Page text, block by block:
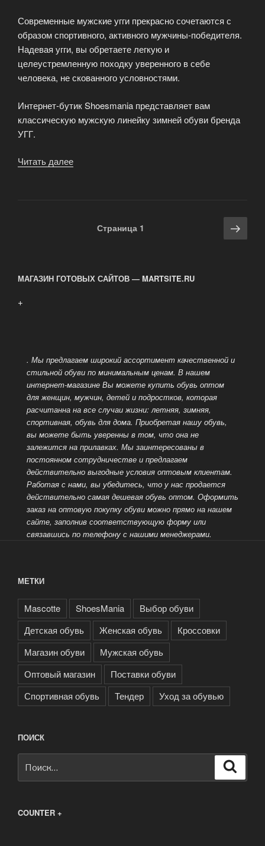
Современные мужские угги прекрасно сочетаются с
образом спортивного, активного мужчины-победителя.
Надевая угги, вы обретаете легкую и
целеустремленную походку уверенного в себе
человека, не скованного условностями.
Интернет-бутик Shoesmania представляет вам
классическую мужскую линейку зимней обуви бренда
УГГ.
Читать далее
Страница 1
МАГАЗИН ГОТОВЫХ САЙТОВ — MARTSITE.RU
+
. Мы предлагаем широкий ассортимент качественной и
стильной обуви по минимальным ценам. В нашем
интернет-магазине Вы можете купить обувь оптом
для женщин, мужчин, детей и подростков, которая
расчитанна на все случаи жизни: летняя, зимняя,
спортивная, обувь для дома. Приобретая нашу обувь,
вы можете быть уверенны в том, что она не
залежится на прилавках. Мы заинтересованы в
постоянном сотрудничестве и предлагаем
действительно выгодные условия оптовым клиентам.
Работая с нами, вы убедитесь, что у нас продается
действительно самая дешевая обувь оптом. Оформить
заказ на оптовую покупку обуви можно прямо на нашем
сайте, заполнив соответствующую форму или
связавшись по телефону с нашими менеджерами.
МЕТКИ
Mascotte ShoesMania
Выбор обуви
Детская обувь
Женская обувь
Кроссовки
Магазин обуви
Мужская обувь
Оптовый магазин
Поставки обуви
Спортивная обувь
Тендер Уход за обувью
ПОИСК
COUNTER +